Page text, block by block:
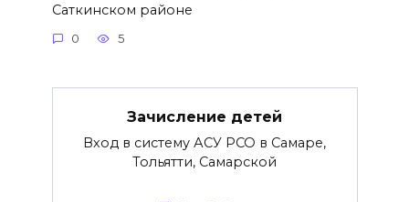
Саткинском районе
0 5
Зачисление детей
Вход в систему АСУ РСО в Самаре,
Тольятти, Самарской